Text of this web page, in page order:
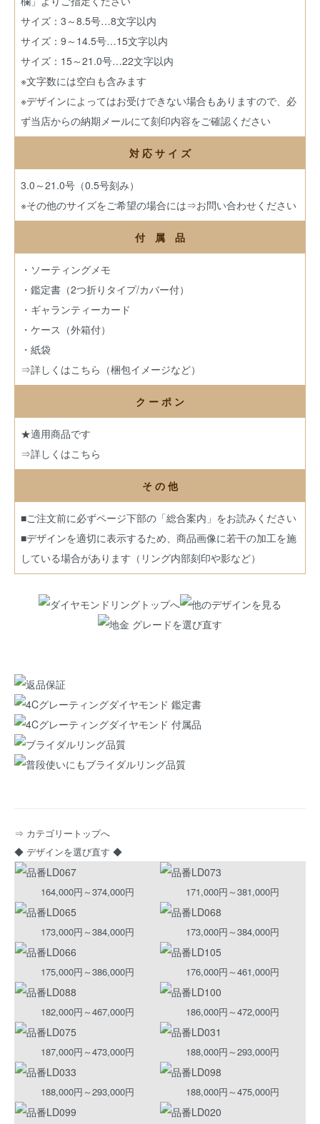
サイズ：3～8.5号…8文字以内
サイズ：9～14.5号…15文字以内
サイズ：15～21.0号…22文字以内
※文字数には空白も含みます
※デザインによってはお受けできない場合もありますので、必
ず当店からの納期メールにて刻印内容をご確認ください
対 応 サ イ ズ
3.0～21.0号（0.5号刻み）
※その他のサイズをご希望の場合には⇒お問い合わせください
付 属 品
・ソーティングメモ
・鑑定書（2つ折りタイプ/カバー付）
・ギャランティーカード
・ケース（外箱付）
・紙袋
⇒詳しくはこちら（梱包イメージなど）
ク ー ポ ン
★適用商品です
⇒詳しくはこちら
そ の 他
■ご注文前に必ずページ下部の「総合案内」をお読みください
■デザインを適切に表示するため、商品画像に若干の加工を施
している場合があります（リング内部刻印や影など）
⇒ カテゴリートップへ
◆ デザインを選び直す ◆
164,000円～374,000円 171,000円～381,000円
173,000円～384,000円 173,000円～384,000円
175,000円～386,000円 176,000円～461,000円
182,000円～467,000円 186,000円～472,000円
187,000円～473,000円 188,000円～293,000円
188,000円～293,000円 188,000円～475,000円